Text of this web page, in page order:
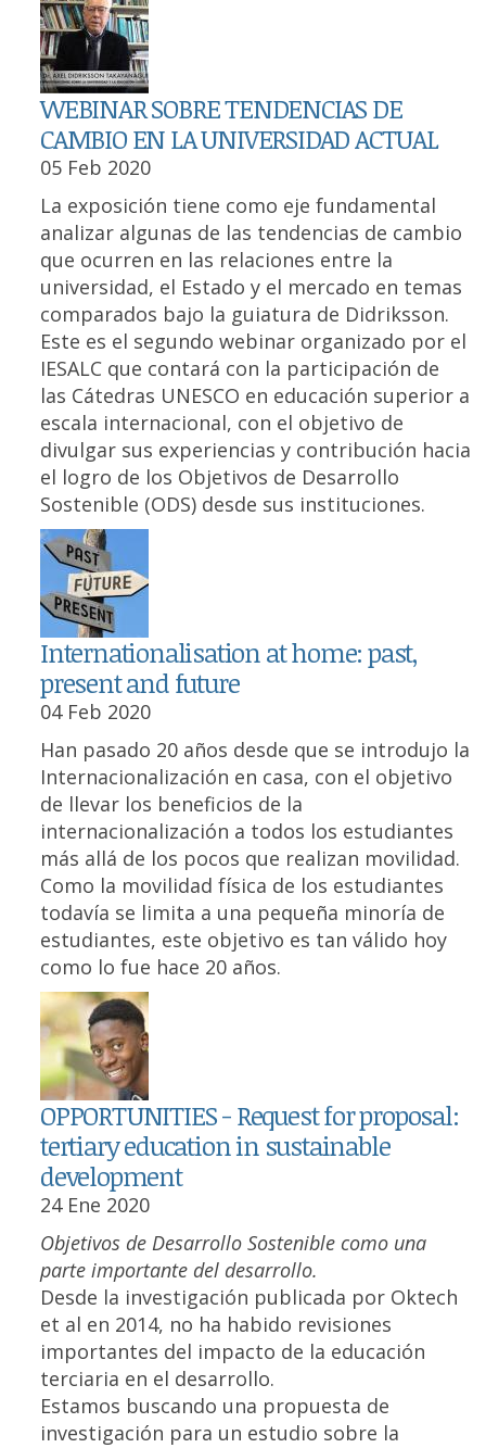
WEBINAR SOBRE TENDENCIAS DE
CAMBIO EN LA UNIVERSIDAD ACTUAL
05 Feb 2020
La exposición tiene como eje fundamental
analizar algunas de las tendencias de cambio
que ocurren en las relaciones entre la
universidad, el Estado y el mercado en temas
comparados bajo la guiatura de Didriksson.
Este es el segundo webinar organizado por el
IESALC que contará con la participación de
las Cátedras UNESCO en educación superior a
escala internacional, con el objetivo de
divulgar sus experiencias y contribución hacia
el logro de los Objetivos de Desarrollo
Sostenible (ODS) desde sus instituciones.
Internationalisation at home: past,
present and future
04 Feb 2020
Han pasado 20 años desde que se introdujo la
Internacionalización en casa, con el objetivo
de llevar los beneficios de la
internacionalización a todos los estudiantes
más allá de los pocos que realizan movilidad.
Como la movilidad física de los estudiantes
todavía se limita a una pequeña minoría de
estudiantes, este objetivo es tan válido hoy
como lo fue hace 20 años.
OPPORTUNITIES - Request for proposal:
tertiary education in sustainable
development
24 Ene 2020
Objetivos de Desarrollo Sostenible como una
parte importante del desarrollo.
Desde la investigación publicada por Oktech
et al en 2014, no ha habido revisiones
importantes del impacto de la educación
terciaria en el desarrollo.
Estamos buscando una propuesta de
investigación para un estudio sobre la